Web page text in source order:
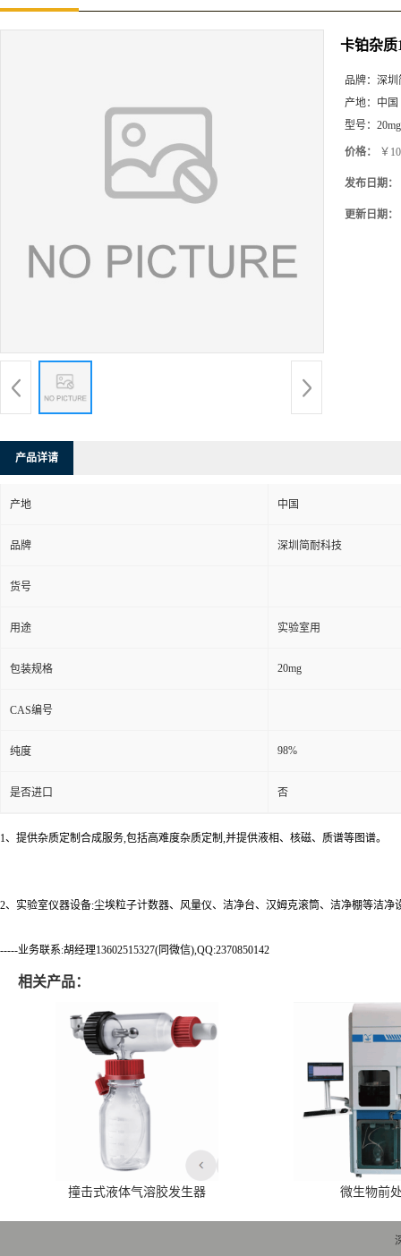
卡铂杂质
品牌： 深圳
产地： 中国
型号： 20mg
价格： ￥
发布日期：
更新日期：
产品详请
产地 中国
品牌 深圳简耐科技
货号
用途 实验室用
包装规格 20mg
CAS编号
纯度 98%
是否进口 否
1、提供杂质定制合成服务,包括高难度杂质定制,并提供液相、核磁、质谱等图谱。
2、实验室仪器设备:尘埃粒子计数器、风量仪、洁净台、汉姆克滚筒、洁净棚等洁
-----业务联系:胡经理13602515327(同微信),QQ:2370850142
相关产品：
撞击式液体气溶胶发生器 微生物前